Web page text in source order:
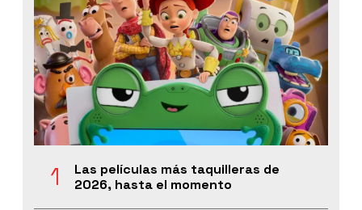
Las películas más taquilleras de
2026, hasta el momento